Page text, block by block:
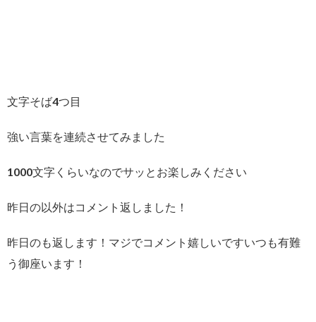
文字そば4つ目
強い言葉を連続させてみました
1000文字くらいなのでサッとお楽しみください
昨日の以外はコメント返しました！
昨日のも返します！マジでコメント嬉しいですいつも有難
う御座います！